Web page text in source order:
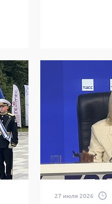
27 июля 2026